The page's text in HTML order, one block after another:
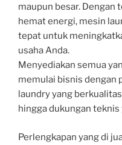
maupun besar.
hemat energi, mesin
tepat untuk
usaha Anda.
Menyediakan semua
memulai bisnis dengan
laundry yang
hingga dukungan teknis
Perlengkapan yang di